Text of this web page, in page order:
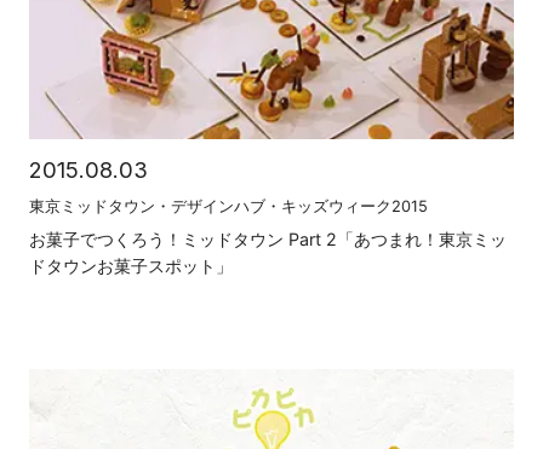
2015.08.03
東京ミッドタウン・デザインハブ・キッズウィーク2015
お菓子でつくろう！ミッドタウン Part 2「あつまれ！東京ミッ
ドタウンお菓子スポット」